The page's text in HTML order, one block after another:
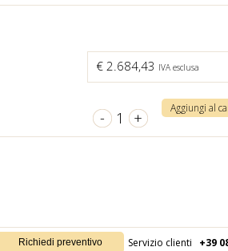
€ 2.684,43 IVA esclusa
Aggiungi al
- 1 +
Servizio clienti +39